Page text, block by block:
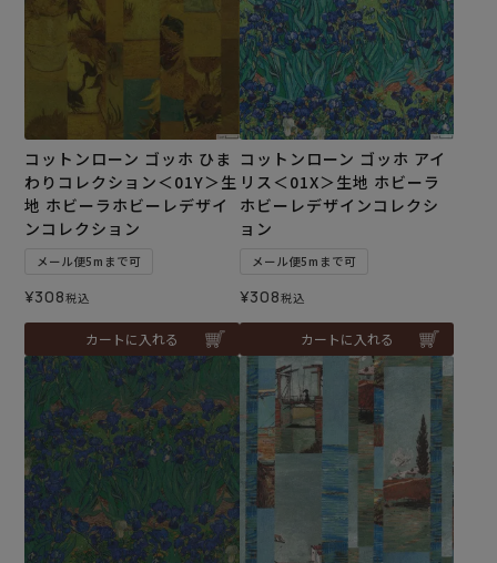
コットンローン ゴッホ ひま
わりコレクション＜01Y＞生
地 ホビーラホビーレデザイ
ンコレクション
メール便5mまで可
¥308税込
カートに入れる
コットンローン ゴッホ アイ
リス＜01X＞生地 ホビーラ
ホビーレデザインコレクシ
ョン
メール便5mまで可
¥308税込
カートに入れる